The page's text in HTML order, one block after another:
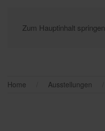
Zum Hauptinhalt springen
Home Ausstellungen